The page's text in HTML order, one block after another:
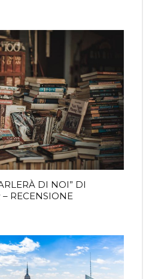
DI NOI” DI
RECENSIONE